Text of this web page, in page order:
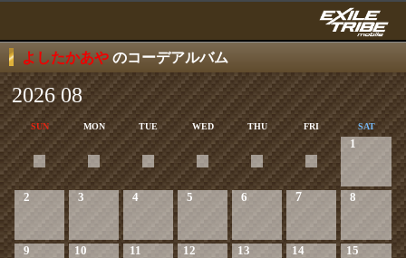
よしたかあや のコーデアルバム
2026 08
SUN MON TUE WED THU FRI SAT
1
2 3 4 5 6 7 8
9 10 11 12 13 14 15